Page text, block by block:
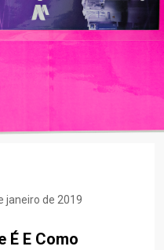
janeiro de 2019
É E Como